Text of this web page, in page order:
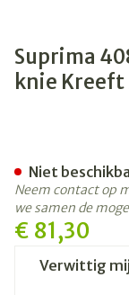
Suprima
knie Kreeft
€ 81,30
Verwittig
Niet
Neem contact op
we samen de